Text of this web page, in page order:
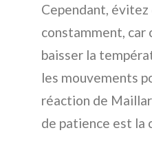
Cependant,
constamment, car
baisser la
les mouvements
réaction de
de patience est la